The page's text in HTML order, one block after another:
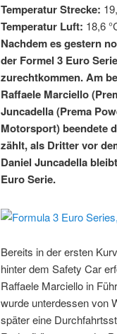
Temperatur Strecke:
Temperatur Luft: 18,6
Nachdem es gestern
der Formel 3 Euro
zurechtkommen. Am
Raffaele Marciello
Juncadella (Prema
Motorsport) beendete
zählt, als Dritter vor
Daniel Juncadella
Euro Serie.
Bereits in der ersten
hinter dem Safety Car
Raffaele Marciello in
wurde unterdessen von
später eine